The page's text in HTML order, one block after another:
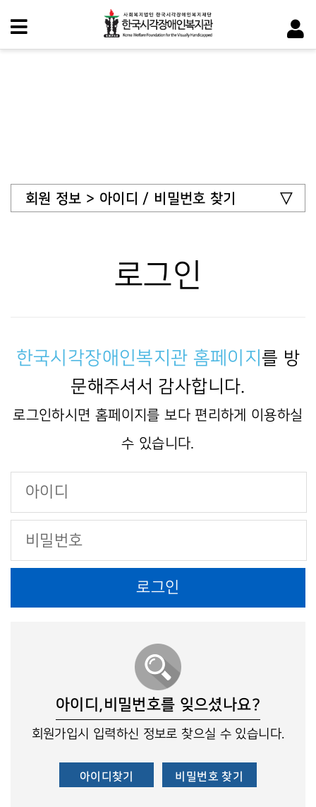
회원 정보 > 아이디 / 비밀번호 찾기
로그인
한국시각장애인복지관 홈페이지를 방
문해주셔서 감사합니다.
로그인하시면 홈페이지를 보다 편리하게 이용하실
수 있습니다.
로그인
아이디,비밀번호를 잊으셨나요?
회원가입시 입력하신 정보로 찾으실 수 있습니다.
아이디찾기 비밀번호 찾기